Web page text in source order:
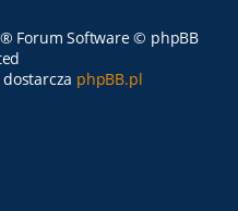
® Forum Software © phpBB
phpBB.pl